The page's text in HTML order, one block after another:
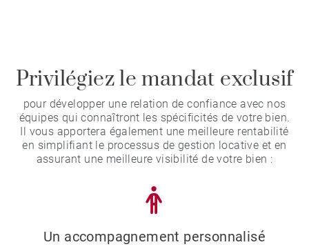
Privilégiez le mandat exclusif
pour développer une relation de confiance avec nos
équipes qui connaîtront les spécificités de votre bien.
Il vous apportera également une meilleure rentabilité
en simplifiant le processus de gestion locative et en
assurant une meilleure visibilité de votre bien :
Un accompagnement personnalisé